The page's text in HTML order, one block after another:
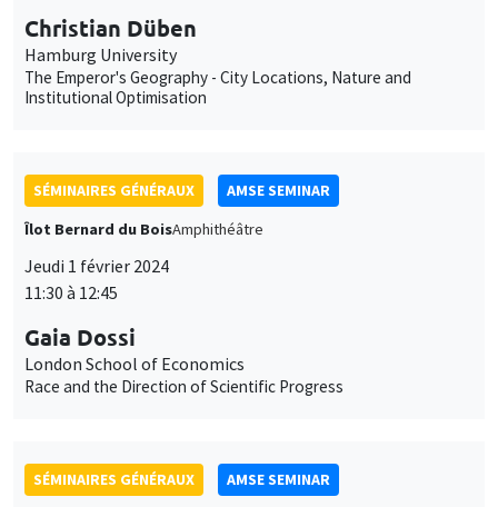
Christian Düben
Hamburg University
The Emperor's Geography - City Locations, Nature and
Institutional Optimisation
SÉMINAIRES GÉNÉRAUX
AMSE SEMINAR
Îlot Bernard du BoisAmphithéâtre
Jeudi 1 février 2024
11:30 à 12:45
Gaia Dossi
London School of Economics
Race and the Direction of Scientific Progress
SÉMINAIRES GÉNÉRAUX AMSE SEMINAR